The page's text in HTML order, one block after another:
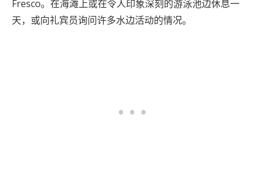
Fresco。在海滩上或在令人印象深刻的游泳池边休息一
天，或向礼宾员询问许多水边活动的情况。